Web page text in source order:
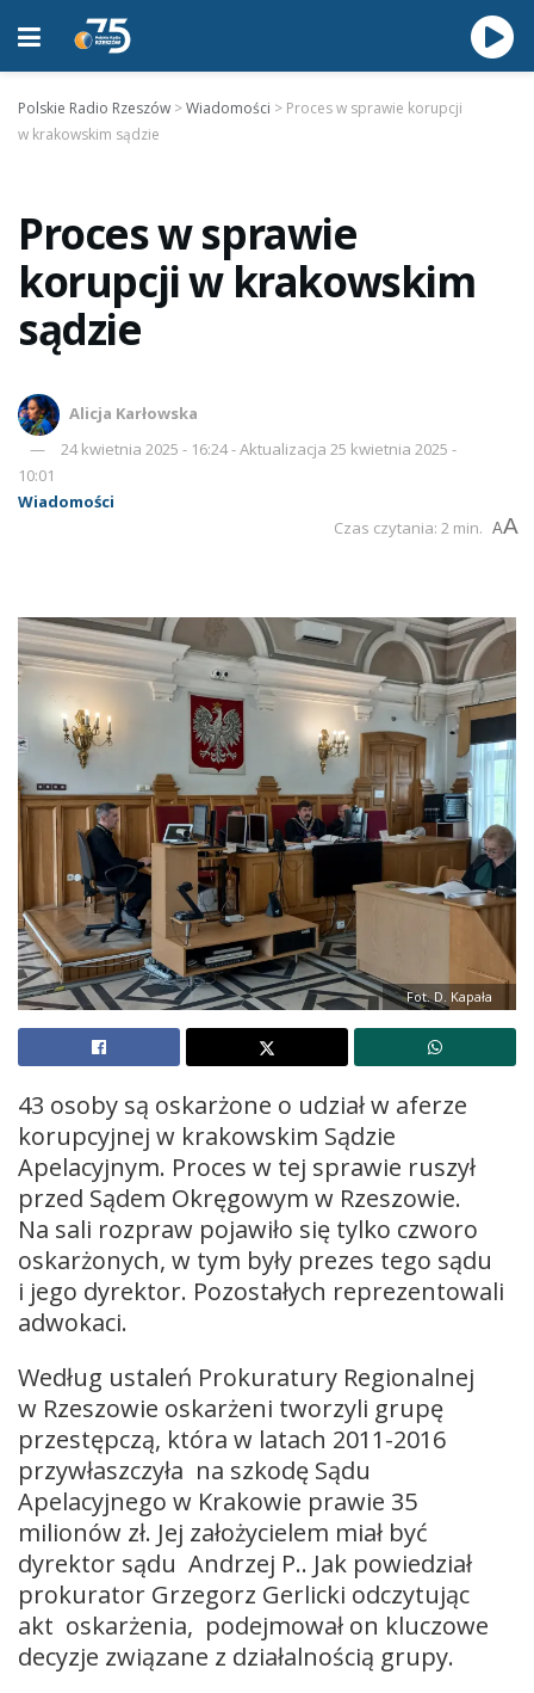
Polskie Radio Rzeszów >Wiadomości > Proces w sprawie korupcji
w krakowskim sądzie
Proces w sprawie
korupcji w krakowskim
sądzie
Alicja Karłowska
24 kwietnia 2025 - 16:24 - Aktualizacja 25 kwietnia 2025 -
10:01
Wiadomości
Czas czytania: 2 min. AA
Fot. D. Kapała
43 osoby są oskarżone o udział w aferze
korupcyjnej w krakowskim Sądzie
Apelacyjnym. Proces w tej sprawie ruszył
przed Sądem Okręgowym w Rzeszowie.
Na sali rozpraw pojawiło się tylko czworo
oskarżonych, w tym były prezes tego sądu
i jego dyrektor. Pozostałych reprezentowali
adwokaci.
Według ustaleń Prokuratury Regionalnej
w Rzeszowie oskarżeni tworzyli grupę
przestępczą, która w latach 2011-2016
przywłaszczyła na szkodę Sądu
Apelacyjnego w Krakowie prawie 35
milionów zł. Jej założycielem miał być
dyrektor sądu Andrzej P.. Jak powiedział
prokurator Grzegorz Gerlicki odczytując
akt oskarżenia, podejmował on kluczowe
decyzje związane z działalnością grupy.